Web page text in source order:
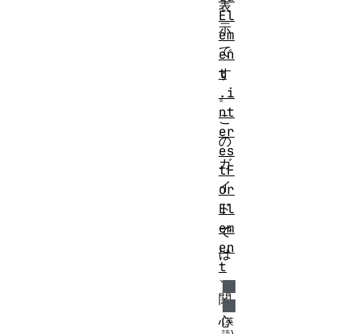
表
示
で
す
。
こ
の
ガ
イ
ド
で
は
、
関
心
El
em
en
t
.i
nt
er
es
tF
or
El
em
en
t